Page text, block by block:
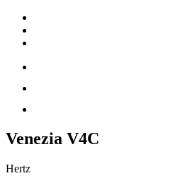
Venezia V4C
Hertz